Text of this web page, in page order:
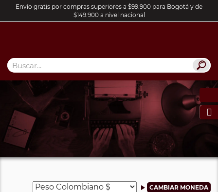
Envío gratis por compras superiores a $99.900 para Bogotá y de
$149.900 a nivel nacional
